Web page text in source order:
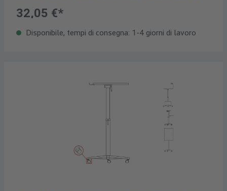
32,05 €*
Disponibile, tempi di consegna: 1-4 giorni di lavoro